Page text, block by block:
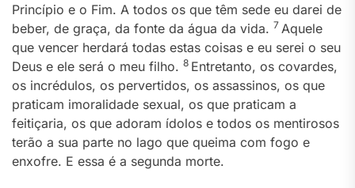
Princípio e o Fim. A todos os que têm sede eu darei de
beber, de graça, da fonte da água da vida. 7 Aquele
que vencer herdará todas estas coisas e eu serei o seu
Deus e ele será o meu filho. 8 Entretanto, os covardes,
os incrédulos, os pervertidos, os assassinos, os que
praticam imoralidade sexual, os que praticam a
feitiçaria, os que adoram ídolos e todos os mentirosos
terão a sua parte no lago que queima com fogo e
enxofre. E essa é a segunda morte.